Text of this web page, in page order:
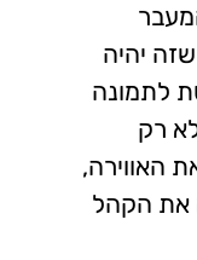
יהיה
לתמונה
רק
האווירה,
את הקהל